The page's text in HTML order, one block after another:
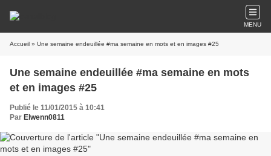
MENU
Accueil » Une semaine endeuillée #ma semaine en mots et en images #25
Une semaine endeuillée #ma semaine en mots
et en images #25
Publié le 11/01/2015 à 10:41
Par Elwenn0811